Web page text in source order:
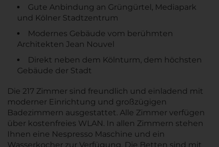
Gute Anbindung an Grüngürtel, Mediapark
und Kölner Stadtzentrum
Modernes Gebäude vom berühmten
Architekten Jean Nouvel
Direkt neben dem Kölnturm, dem höchsten
Gebäude der Stadt
Die 217 Zimmer sind freundlich und einladend mit
moderner Einrichtung und großzügigen
Badezimmern ausgestattet. Alle Zimmer verfügen
über kostenfreies WLAN. In allen Zimmern stehen
Ihnen eine Nespresso Maschine und ein
Wasserkocher zur Verfügung. Die Betten sind mit